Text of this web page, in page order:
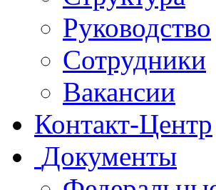
Руководство
Сотрудники
Вакансии
Контакт-Центр
Документы